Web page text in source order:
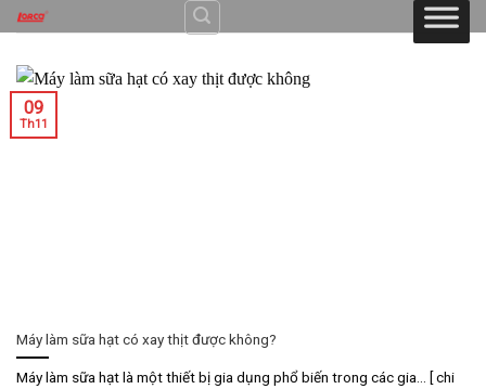
Skip
to
content
Máy làm sữa hạt có xay thịt được không?
Máy làm sữa hạt là một thiết bị gia dụng phổ biến trong các gia... [ chi
09
Th11